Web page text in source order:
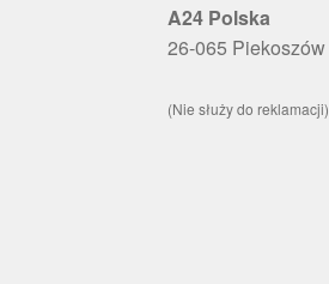
A24 Polska
26-065 Piekoszów
(Nie służy do reklamacji)